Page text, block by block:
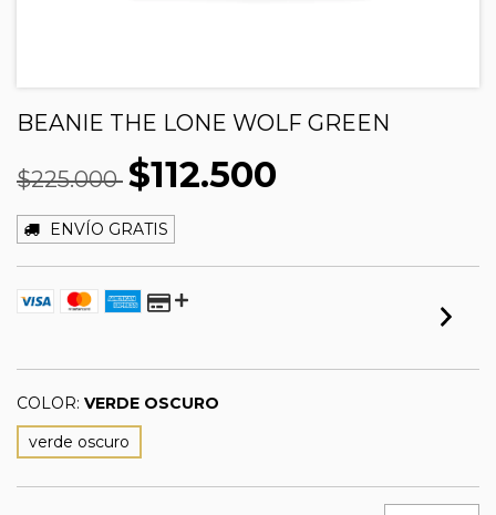
BEANIE THE LONE WOLF GREEN
$225.000 $112.500
ENVÍO GRATIS
COLOR: VERDE OSCURO
verde oscuro